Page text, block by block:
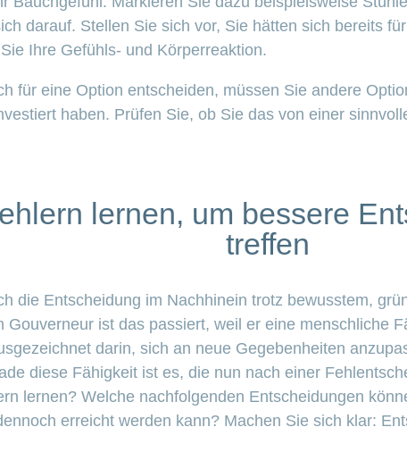
darauf. Stellen Sie sich vor, Sie hätten sich bereits
Ihre Gefühls- und Körperreaktion.
für eine Option entscheiden, müssen Sie andere
haben. Prüfen Sie, ob Sie das von einer
lernen, um bessere
treffen
die Entscheidung im Nachhinein trotz bewusstem,
Gouverneur ist das passiert, weil er eine menschliche
darin, sich an neue Gegebenheiten
diese Fähigkeit ist es, die nun nach einer
lernen? Welche nachfolgenden Entscheidungen
erreicht werden kann? Machen Sie sich klar: